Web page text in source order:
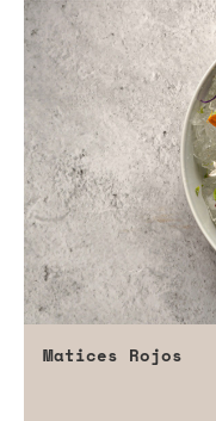
Matices Rojos